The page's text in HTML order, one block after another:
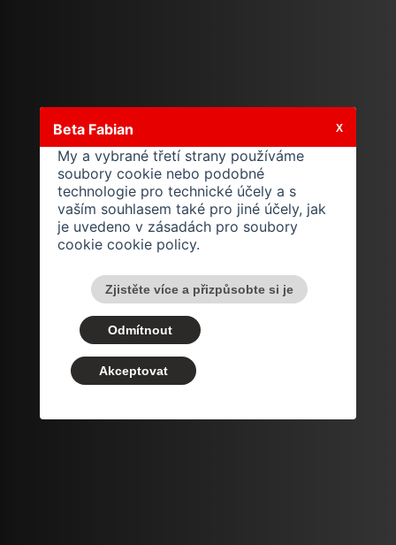
Beta Fabian
My a vybrané třetí strany používáme
soubory cookie nebo podobné
technologie pro technické účely a s
vaším souhlasem také pro jiné účely, jak
je uvedeno v zásadách pro soubory
cookie cookie policy.
Zjistěte více a přizpůsobte si je
Odmítnout
Akceptovat
X